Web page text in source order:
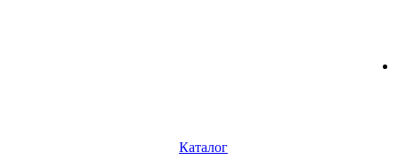
Каталог